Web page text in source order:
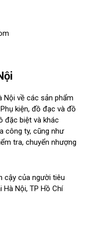
Nội về các sản phẩm
kiện, đồ đạc và đồ
đặc biệt và khác
công ty, cũng như
tra, chuyển nhượng
cậy của người tiêu
Nội, TP Hồ Chí